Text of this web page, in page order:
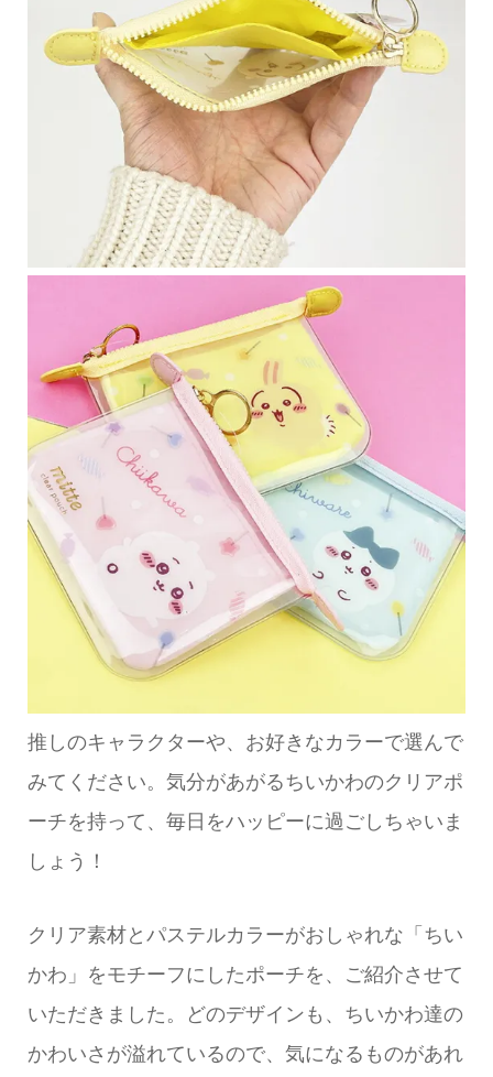
推しのキャラクターや、お好きなカラーで選んで
みてください。気分があがるちいかわのクリアポ
ーチを持って、毎日をハッピーに過ごしちゃいま
しょう！
クリア素材とパステルカラーがおしゃれな「ちい
かわ」をモチーフにしたポーチを、ご紹介させて
いただきました。どのデザインも、ちいかわ達の
かわいさが溢れているので、気になるものがあれ